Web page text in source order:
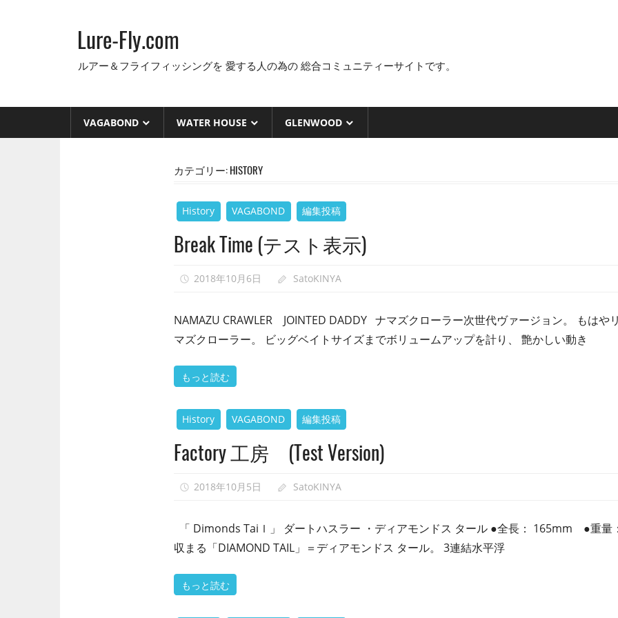
Lure-Fly.com
ルアー＆フライフィッシングを 愛する人の為の 総合コミュニティーサイトです。
VAGABOND WATER HOUSE GLENWOOD
カテゴリー:HISTORY
History VAGABOND 編集投稿
Break Time (テスト表示)
2018年10月6日 SatoKINYA
NAMAZU CRAWLER JOINTED DADDY ナマズクローラー次世代ヴァージョン。 もはや
マズクローラー。 ビッグベイトサイズまでボリュームアップを計り、 艶かしい動き
もっと読む
History VAGABOND 編集投稿
Factory 工房 (Test Version)
2018年10月5日 SatoKINYA
「 Dimonds Taiｌ」 ダートハスラー ・ディアモンドス タール ●全長： 165mm ●重量
収まる「DIAMOND TAIL」＝ディアモンドス タール。 3連結水平浮
もっと読む